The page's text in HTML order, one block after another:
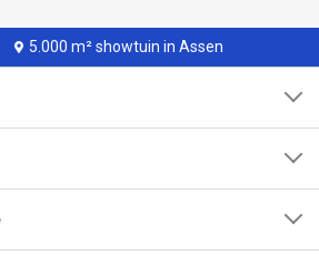
5.000 m² showtuin in Assen